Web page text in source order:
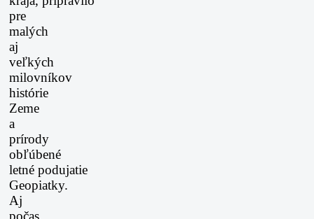
pre
malých
aj
veľkých
milovníkov
histórie
Zeme
a
prírody
obľúbené
letné podujatie
Geopiatky.
Aj
počas